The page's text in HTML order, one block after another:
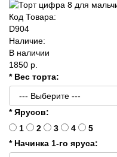
Код Товара:
D904
Наличие:
В наличии
1850 р.
* Вес торта:
* Ярусов:
1
2 3 4
5
* Начинка 1-го яруса: